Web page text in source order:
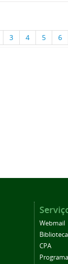
3 4 5 6
Webmail
Biblioteca
CPA